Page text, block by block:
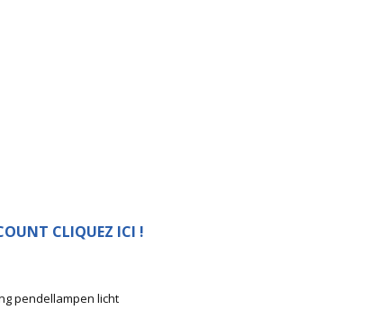
CLIQUEZ ICI !
pendellampen licht